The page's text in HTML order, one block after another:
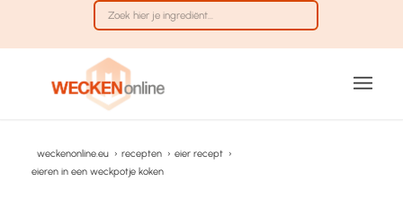
weckenonline.eu › recepten › eier recept ›
eieren in een weckpotje koken